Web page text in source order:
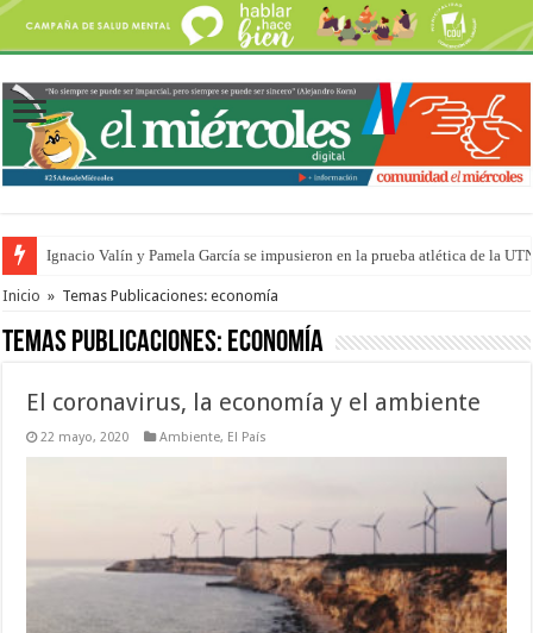
Ignacio Valín y Pamela García se impusieron en la prueba atlética de la
Traigo el litoral en mi canción: 100 años de Aníbal Sampayo
Inicio » Temas Publicaciones: economía
Temas Publicaciones: economía
El coronavirus, la economía y el ambiente
22 mayo, 2020 Ambiente, El País